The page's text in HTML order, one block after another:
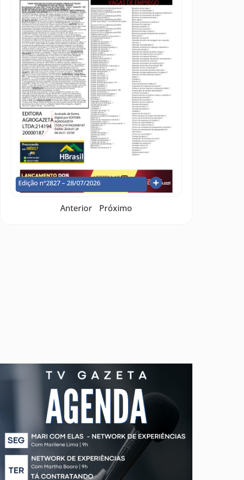
Edição nº2827 – 28/07/2026
Anterior Próximo